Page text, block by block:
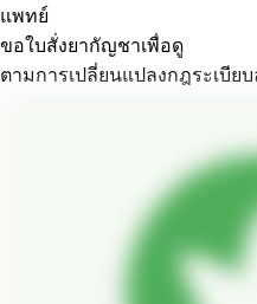
แพทย์
ขอใบสั่งยากัญชาเพื่อดู
ตามการเปลี่ยนแปลงกฎระเบีย